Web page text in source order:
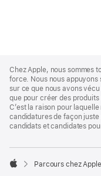
Footer
Chez Apple, nous sommes
force. Nous nous appuyons
sur ce que nous avons
que pour créer des
C’est la raison pour
candidatures de façon
candidats et candidates

Parcours chez Apple